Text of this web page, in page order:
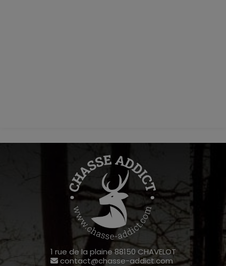
1 rue de la plaine 88150 CHAVELOT
contact@chasse-addict.com